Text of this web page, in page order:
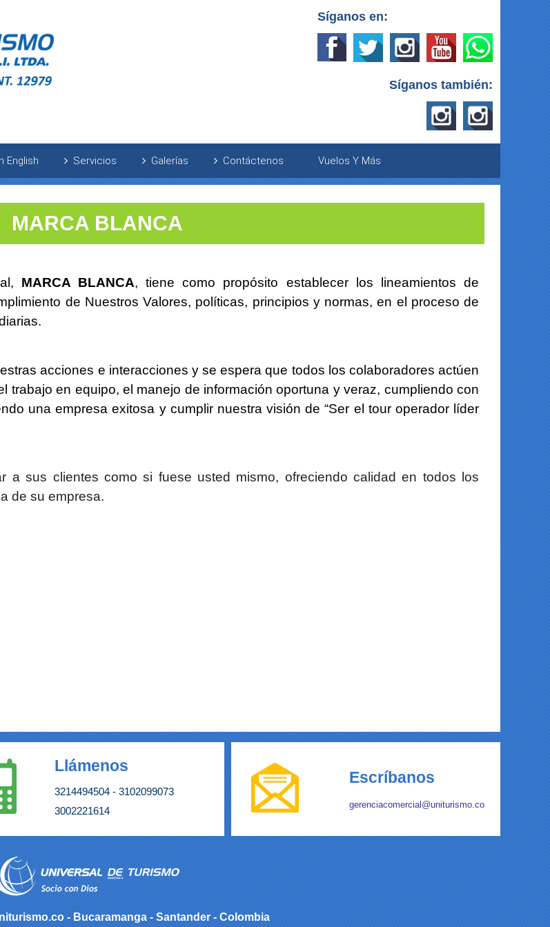
Síganos en:
Síganos también:
English Servicios Galerías Contáctenos Vuelos Y Más
MARCA BLANCA
MARCA BLANCA, tiene como propósito establecer los lineamientos de
de Nuestros Valores, políticas, principios y normas, en el proceso de
acciones e interacciones y se espera que todos los colaboradores actúen
trabajo en equipo, el manejo de información oportuna y veraz, cumpliendo con
una empresa exitosa y cumplir nuestra visión de “Ser el tour operador líder
a sus clientes como si fuese usted mismo, ofreciendo calidad en todos los
de su empresa.
Llámenos
3214494504 - 3102099073
3002221614
Escríbanos
gerenciacomercial @uniturismo.co
- Bucaramanga - Santander - Colombia